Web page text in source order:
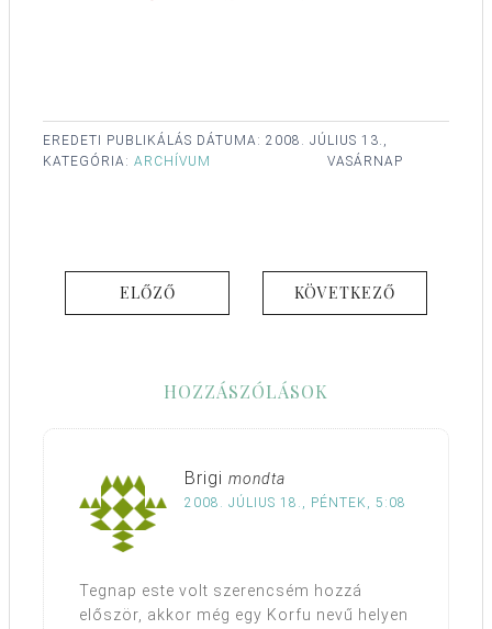
EREDETI PUBLIKÁLÁS DÁTUMA: 2008. JÚLIUS 13.,
VASÁRNAP
KATEGÓRIA: ARCHÍVUM
ELŐZŐ KÖVETKEZŐ
HOZZÁSZÓLÁSOK
Brigi mondta
2008. JÚLIUS 18., PÉNTEK, 5:08
Tegnap este volt szerencsém hozzá
először, akkor még egy Korfu nevű helyen